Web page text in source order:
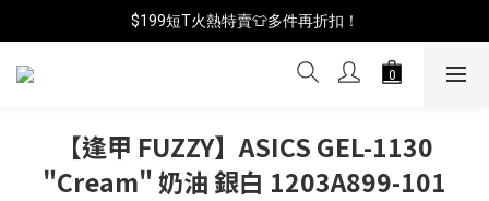
📦年中破盤出清(買鞋送襪)
$199短T火熱特賣👕多件再折扣！
📦年中破盤出清(買鞋送襪)
【逢甲 FUZZY】ASICS GEL-1130
"Cream" 奶油 銀白 1203A899-101